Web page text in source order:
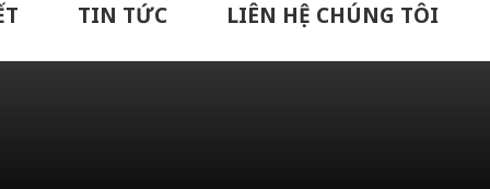
TIN TỨC LIÊN HỆ CHÚNG TÔI